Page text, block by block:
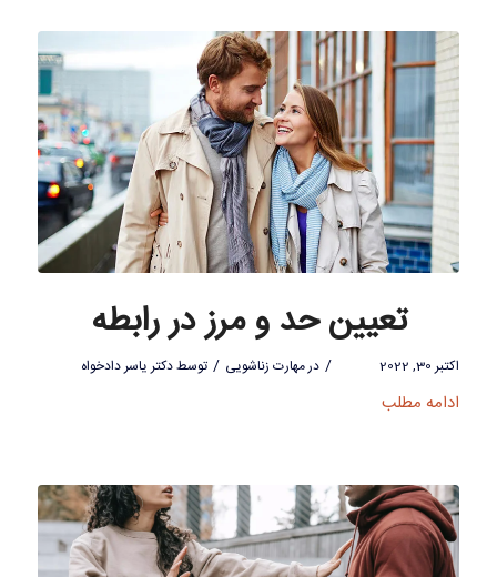
تعیین حد و مرز در رابطه
اکتبر 30, 2022 / درمهارت زناشویی / توسطدکتر یاسر دادخواه
ادامه مطلب